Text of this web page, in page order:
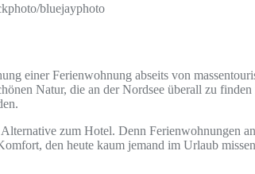
bluejayphoto
einer Ferienwohnung abseits von
Natur, die an der Nordsee überall zu
zum Hotel. Denn Ferienwohnungen
den heute kaum jemand im Urlaub